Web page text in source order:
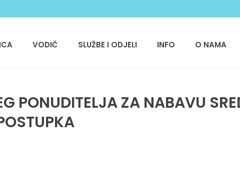
VODIČ SLUŽBE I ODJELI INFO O NAMA
PONUDITELJA ZA NABAVU